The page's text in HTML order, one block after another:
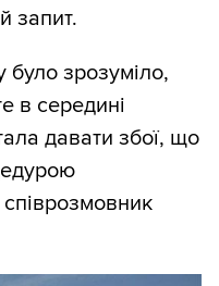
запит.
було зрозуміло,
в середині
давати збої, що